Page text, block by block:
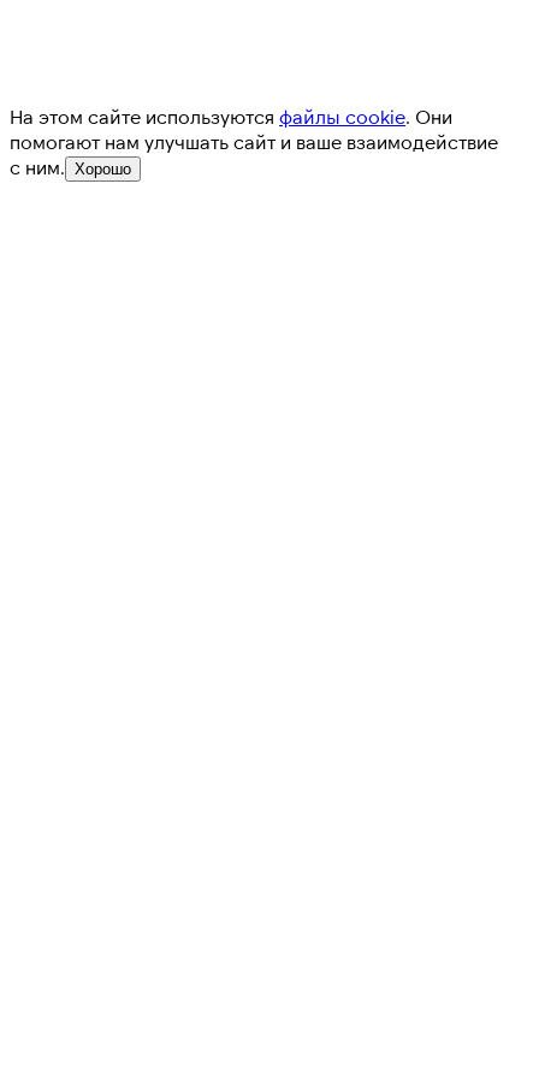
На этом сайте используются файлы cookie. Они
помогают нам улучшать сайт и ваше взаимодействие
с ним. Хорошо